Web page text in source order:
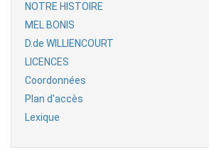
NOTRE HISTOIRE
MEL BONIS
D.de WILLIENCOURT
LICENCES
Coordonnées
Plan d'accès
Lexique